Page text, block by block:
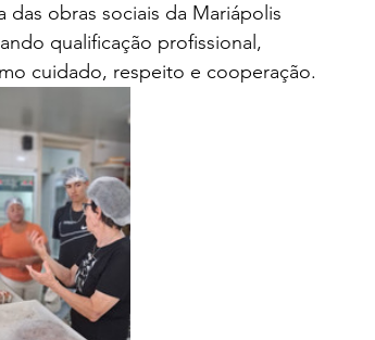
obras sociais da Mariápolis
qualificação profissional,
cuidado, respeito e cooperação.